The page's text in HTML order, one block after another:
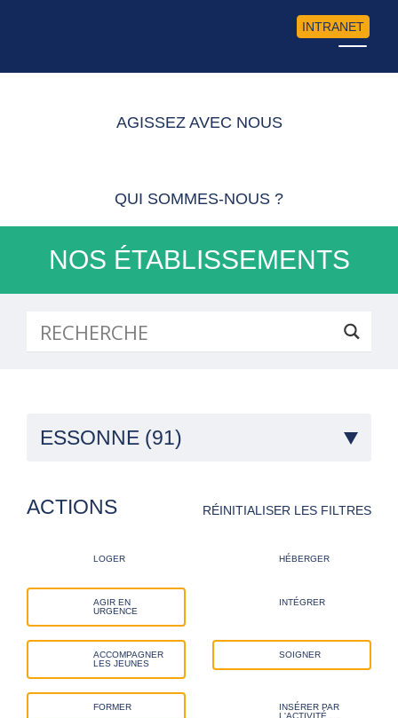
INTRANET
AGISSEZ AVEC NOUS
QUI SOMMES-NOUS ?
NOS ÉTABLISSEMENTS
ESSONNE (91)
ACTIONS RÉINITIALISER LES FILTRES
LOGER HÉBERGER
AGIR EN
URGENCE
INTÉGRER
ACCOMPAGNER
LES JEUNES
SOIGNER
FORMER
INSÉRER PAR
L'ACTIVITÉ